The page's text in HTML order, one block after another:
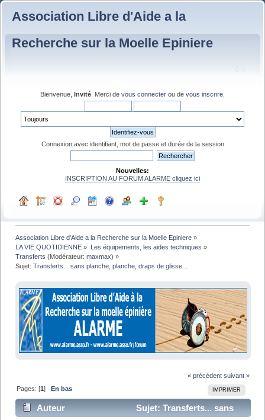
Association Libre d'Aide a la
Recherche sur la Moelle Epiniere
Bienvenue, Invité . Merci de vous connecter ou de vous inscrire
Connexion avec identifiant, mot de passe et durée de la session
Nouvelles:
INSCRIPTION AU FORUM ALARME cliquez ici
Association Libre d'Aide a la Recherche sur la Moelle Epiniere »
LA VIE QUOTIDIENNE » Les équipements, les aides techniques »
Transferts (Modérateur:maxmax) »
Sujet:Transferts... sans planche, planche, draps de glisse...
« précédent suivant »
IMPRIMER
Pages: [1] En bas
Auteur
Sujet: Transferts... sans